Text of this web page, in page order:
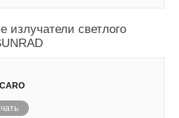
излучатели светлого